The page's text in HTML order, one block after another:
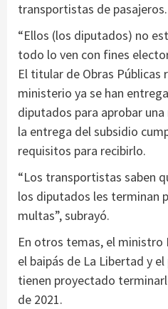
transportistas de pasajeros.
“Ellos (los diputados) no
todo lo ven con fines
El titular de Obras Públicas
ministerio ya se han
diputados para aprobar
la entrega del subsidio
requisitos para recibirlo.
“Los transportistas saben
los diputados les terminan
multas”, subrayó.
En otros temas, el
el baipás de La Libertad y
tienen proyectado
de 2021.